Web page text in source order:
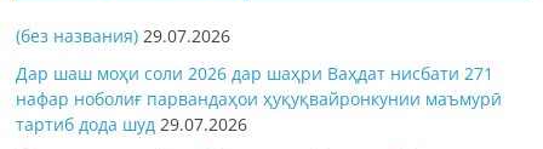
(без названия) 29.07.2026
Дар шаш моҳи соли 2026 дар шаҳри Ваҳдат нисбати 271
нафар ноболиғ парвандаҳои ҳуқуқвайронкунии маъмурӣ
тартиб дода шуд 29.07.2026